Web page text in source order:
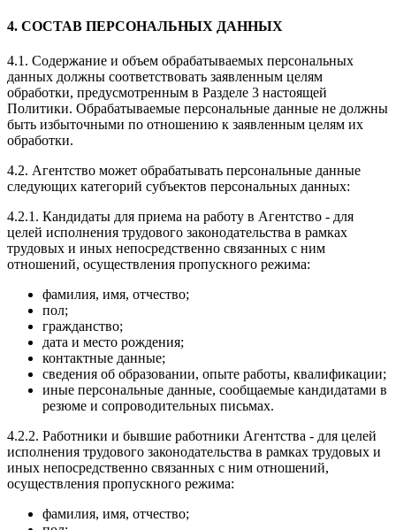
4. СОСТАВ ПЕРСОНАЛЬНЫХ ДАННЫХ
4.1. Содержание и объем обрабатываемых персональных
данных должны соответствовать заявленным целям
обработки, предусмотренным в Разделе 3 настоящей
Политики. Обрабатываемые персональные данные не должны
быть избыточными по отношению к заявленным целям их
обработки.
4.2. Агентство может обрабатывать персональные данные
следующих категорий субъектов персональных данных:
4.2.1. Кандидаты для приема на работу в Агентство - для
целей исполнения трудового законодательства в рамках
трудовых и иных непосредственно связанных с ним
отношений, осуществления пропускного режима:
фамилия, имя, отчество;
пол;
гражданство;
дата и место рождения;
контактные данные;
сведения об образовании, опыте работы, квалификации;
иные персональные данные, сообщаемые кандидатами в
резюме и сопроводительных письмах.
4.2.2. Работники и бывшие работники Агентства - для целей
исполнения трудового законодательства в рамках трудовых и
иных непосредственно связанных с ним отношений,
осуществления пропускного режима:
фамилия, имя, отчество;